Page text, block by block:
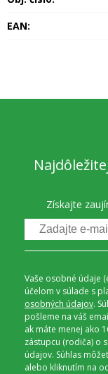
EAN:
Získajte
Vaše osobné údaje
účelom v súlade s
osobných údajov.
pošleme na váš
ak máte menej ako
zástupcu (rodiča) o
údajov. Súhlas
alebo kliknutím na